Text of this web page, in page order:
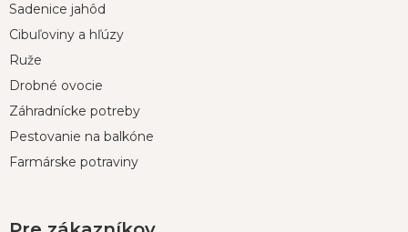
äSadenice jahôd
Cibuľoviny a hľúzy
Ruže
Drobné ovocie
Záhradnícke potreby
Pestovanie na balkóne
Farmárske potraviny